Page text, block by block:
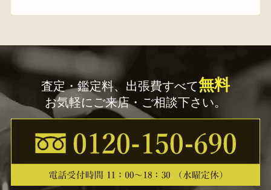
査定・鑑定料、出張費すべて無料
お気軽にご来店・ご相談下さい。